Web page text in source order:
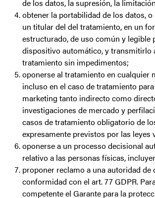
de los datos, la supresión, la
obtener la portabilidad de los datos,
un titular del del tratamiento, en un
estructurado, de uso común y legible
dispositivo automático, y transmitirlo
tratamiento sin impedimentos;
oponerse al tratamiento en cualquier
incluso en el caso de tratamiento
marketing tanto indirecto como
investigaciones de mercado y
casos de tratamiento obligatorio de
expresamente previstos por las leyes
oponerse a un processo decisional
relativo a las personas físicas,
proponer reclamo a una autoridad de
conformidad con el art. 77 GDPR.
competente el Garante para la